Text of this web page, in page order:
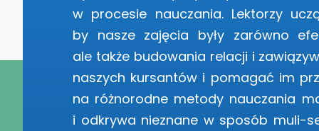
w procesie nauczania. Lektorzy
by nasze zajęcia były zarówno
ale także budowania relacji i
naszych kursantów i pomagać im
na różnorodne metody nauczania
i odkrywa nieznane w sposób muli-